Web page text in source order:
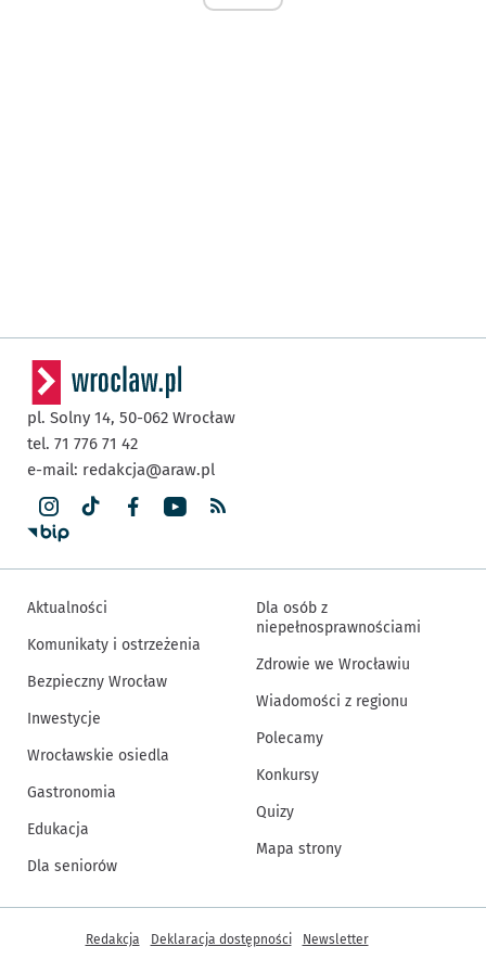
pl. Solny 14, 50-062 Wrocław
tel. 71 776 71 42
e-mail: redakcja@araw.pl
Aktualności
Komunikaty i ostrzeżenia
Bezpieczny Wrocław
Inwestycje
Wrocławskie osiedla
Gastronomia
Edukacja
Dla seniorów
Dla osób z
niepełnosprawnościami
Zdrowie we Wrocławiu
Wiadomości z regionu
Polecamy
Konkursy
Quizy
Mapa strony
Inne informacje
Redakcja Deklaracja dostępności Newsletter